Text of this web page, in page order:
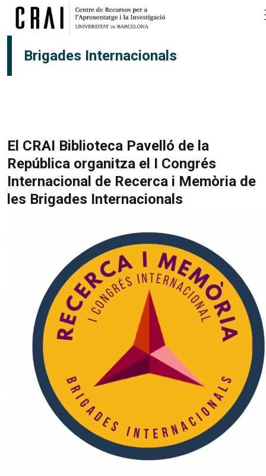
Vés al contingut
Brigades Internacionals
El CRAI Biblioteca Pavelló de la
República organitza el I Congrés
Internacional de Recerca i Memòria de
les Brigades Internacionals